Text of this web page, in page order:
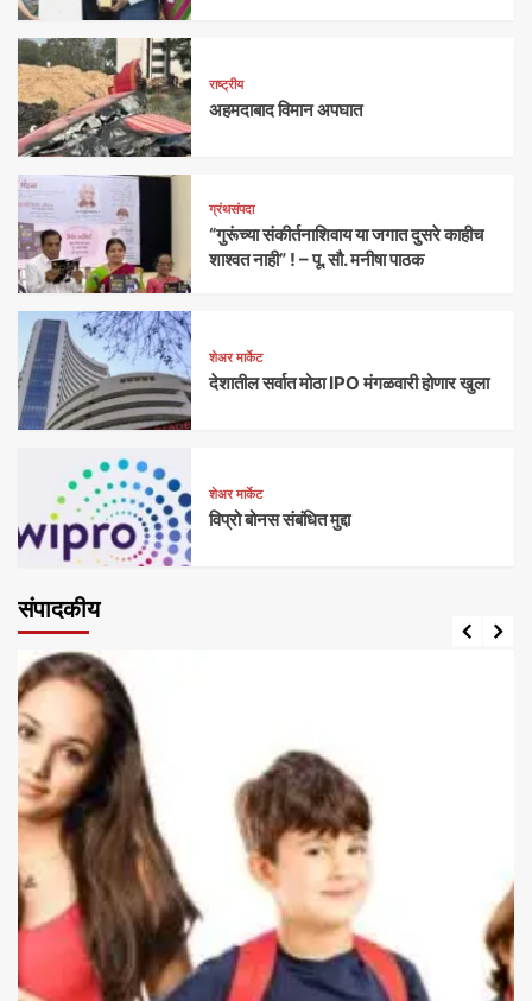
राष्ट्रीय
अहमदाबाद विमान अपघात
ग्रंथसंपदा
“गुरूंच्या संकीर्तनाशिवाय या जगात दुसरे काहीच
शाश्वत नाही” ! – पू. सौ. मनीषा पाठक
शेअर मार्केट
देशातील सर्वात मोठा IPO मंगळवारी होणार खुला
शेअर मार्केट
विप्रो बोनस संबंधित मुद्दा
संपादकीय